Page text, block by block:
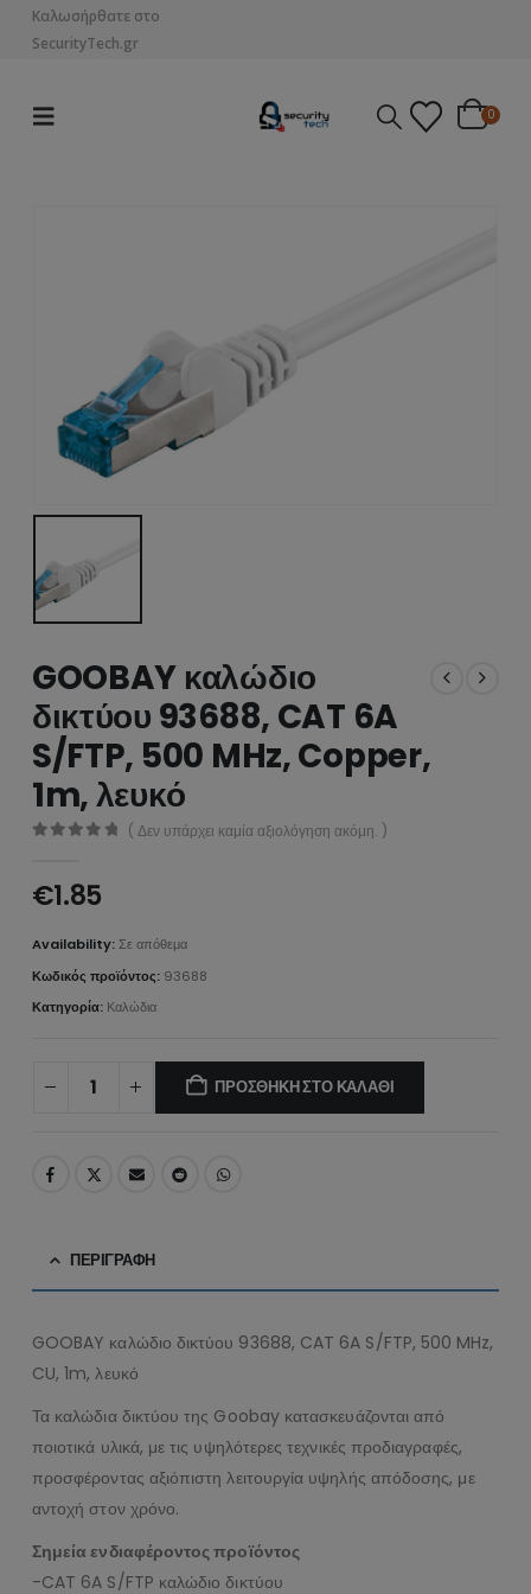
Καλωσήρθατε στο
SecurityTech.gr
0
GOOBAY καλώδιο
δικτύου 93688, CAT 6A
S/FTP, 500 MHz, Copper,
1m, λευκό
( Δεν υπάρχει καμία αξιολόγηση ακόμη. )
€1.85
Availability:Σε απόθεμα
Κωδικός προϊόντος: 93688
Κατηγορία: Καλώδια
ΠΡΟΣΘΉΚΗ ΣΤΟ ΚΑΛΆΘΙ
ΠΕΡΙΓΡΑΦΉ
GOOBAY καλώδιο δικτύου 93688, CAT 6A S/FTP, 500 MHz,
CU, 1m, λευκό
Τα καλώδια δικτύου της Goobay κατασκευάζονται από
ποιοτικά υλικά, με τις υψηλότερες τεχνικές προδιαγραφές,
προσφέροντας αξιόπιστη λειτουργία υψηλής απόδοσης, με
αντοχή στον χρόνο.
Σημεία ενδιαφέροντος προϊόντος
-CAT 6A S/FTP καλώδιο δικτύου